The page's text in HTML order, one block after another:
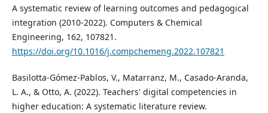
A systematic review of learning outcomes and pedagogical
integration (2010-2022). Computers & Chemical
Engineering, 162, 107821.
https://doi.org/10.1016/j.compchemeng.2022.107821
Basilotta-Gómez-Pablos, V., Matarranz, M., Casado-Aranda,
L. A., & Otto, A. (2022). Teachers' digital competencies in
higher education: A systematic literature review.